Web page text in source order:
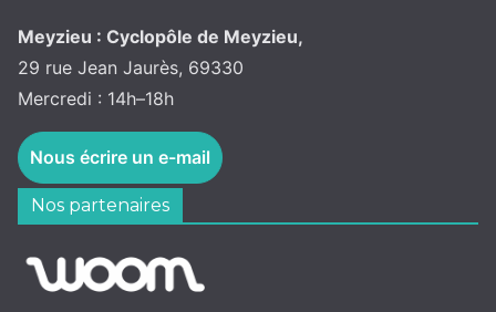
Meyzieu : Cyclopôle de Meyzieu,
29 rue Jean Jaurès, 69330
Mercredi : 14h–18h
Nous écrire un e-mail
Nos partenaires